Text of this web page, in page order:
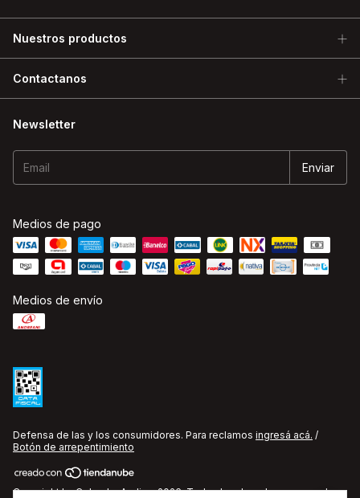
Nuestros productos
Contactanos
Newsletter
Medios de pago
Medios de envío
Defensa de las y los consumidores. Para reclamos ingresá acá. /
Botón de arrepentimiento
Copyright La Cobacha Audio - 2026. Todos los derechos reservados.